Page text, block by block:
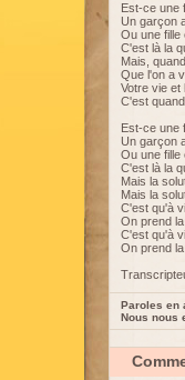
Est-ce une
Un garçon
Ou une fille
C'est là la
Mais,
Que l'on a
Votre vie et
C'est
Est-ce une
Un garçon
Ou une fille
C'est là la
Mais la
Mais la
C'est qu'à
On prend
C'est qu'à
On prend
Paroles en
Nous nous